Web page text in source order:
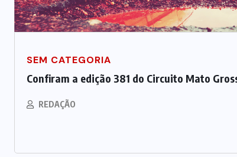
SEM CATEGORIA
Confiram a edição 381 do Circuito Mato
REDAÇÃO